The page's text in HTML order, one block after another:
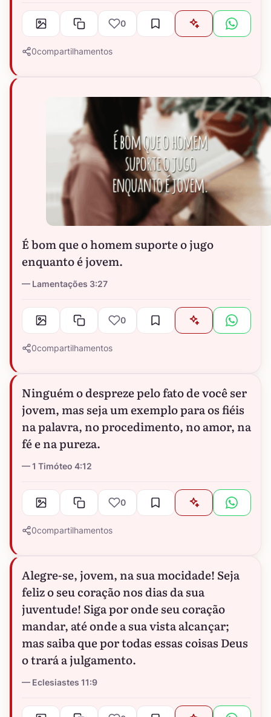
0
0compartilhamentos
É bom que o homem suporte o jugo
enquanto é jovem.
Lamentações 3:27
0
0compartilhamentos
Ninguém o despreze pelo fato de você ser
jovem, mas seja um exemplo para os fiéis
na palavra, no procedimento, no amor, na
fé e na pureza.
1 Timóteo 4:12
0
0compartilhamentos
Alegre-se, jovem, na sua mocidade! Seja
feliz o seu coração nos dias da sua
juventude! Siga por onde seu coração
mandar, até onde a sua vista alcançar;
mas saiba que por todas essas coisas Deus
o trará a julgamento.
Eclesiastes 11:9